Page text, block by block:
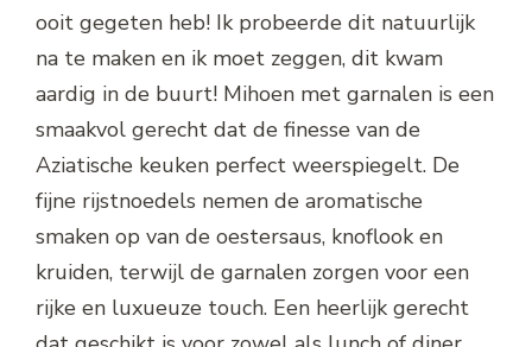
ooit gegeten heb! Ik probeerde dit natuurlijk
na te maken en ik moet zeggen, dit kwam
aardig in de buurt! Mihoen met garnalen is een
smaakvol gerecht dat de finesse van de
Aziatische keuken perfect weerspiegelt. De
fijne rijstnoedels nemen de aromatische
smaken op van de oestersaus, knoflook en
kruiden, terwijl de garnalen zorgen voor een
rijke en luxueuze touch. Een heerlijk gerecht